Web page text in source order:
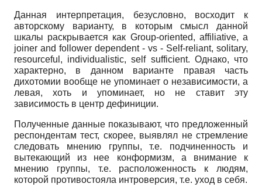
Данная интерпретация, безусловно, восходит к
авторскому варианту, в которым смысл данной
шкалы раскрывается как Group-oriented, affiliative, a
joiner and follower dependent - vs - Self-reliant, solitary,
resourceful, individualistic, self sufficient. Однако, что
характерно, в данном варианте правая часть
дихотомии вообще не упоминает о независимости, а
левая, хоть и упоминает, но не ставит эту
зависимость в центр дефиниции.
Полученные данные показывают, что предложенный
респондентам тест, скорее, выявлял не стремление
следовать мнению группы, т.е. подчиненность и
вытекающий из нее конформизм, а внимание к
мнению группы, т.е. расположенность к людям,
которой противостояла интроверсия, т.е. уход в себя.